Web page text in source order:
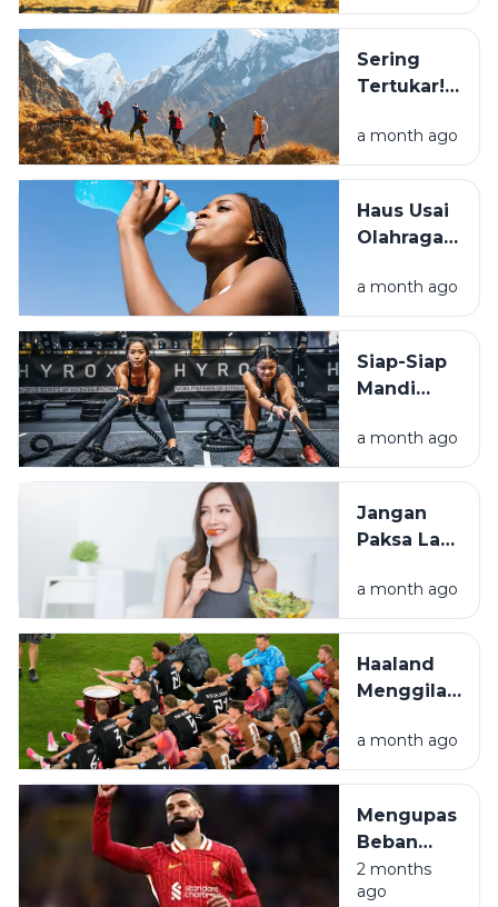
Beli: Mana
Cocok
Buat
Sering
Tertukar!
Perbedaan
Hiking dan
yang
Wajib
a month ago
Haus Usai
Olahraga?
Beda Air
Biasa dan
Elektrolit
a month ago
Siap-Siap
Mandi
Ini Alasan
Kenapa
Menjadi
Populer
a month ago
Jangan
Paksa Lari
Lapar!
Simak
Sarapan
Simpel
a month ago
Haaland
Menggila
Jersey,
Norwegia
Tiket 32
Besar
a month ago
Mengupas
Beban
Berat di
Pundak
2 months
ago